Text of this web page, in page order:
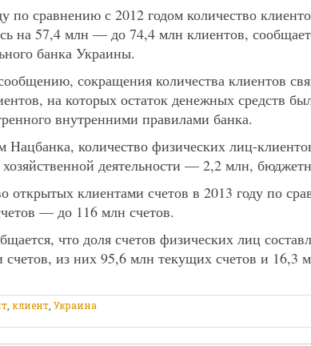
по сравнению с 2012 годом количество
на 57,4 млн — до 74,4 млн клиентов,
банка Украины.
сокращения количества клиентов
на которых остаток денежных средств
внутренними правилами банка.
количество физических лиц-
хозяйственной деятельности — 2,2 млн,
открытых клиентами счетов в 2013 году по
— до 116 млн счетов.
что доля счетов физических лиц
счетов, из них 95,6 млн текущих счетов и 16,3
клиент Украина